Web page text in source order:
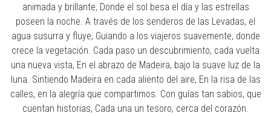
animada y brillante, Donde el sol besa el día y las estrellas
poseen la noche. A través de los senderos de las Levadas, el
agua susurra y fluye, Guiando a los viajeros suavemente, donde
crece la vegetación. Cada paso un descubrimiento, cada vuelta
una nueva vista, En el abrazo de Madeira, bajo la suave luz de la
luna. Sintiendo Madeira en cada aliento del aire, En la risa de las
calles, en la alegría que compartimos. Con guías tan sabios, que
cuentan historias, Cada una un tesoro, cerca del corazón.